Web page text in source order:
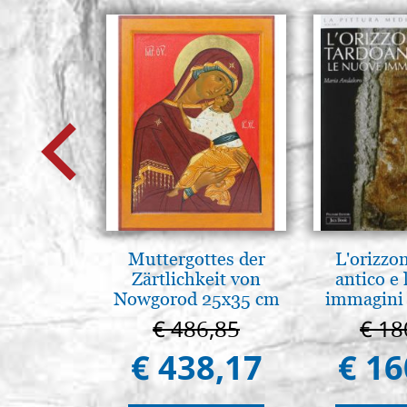
Muttergottes der
Zärtlichkeit von
Nowgorod 25x35 cm
€ 486,85
€ 438,17
antico e
immagini
€
€